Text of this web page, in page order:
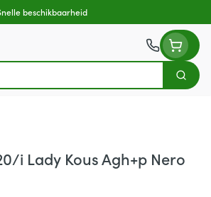
beschikbaarheid
Zoek
i Lady Kous Agh+p Nero